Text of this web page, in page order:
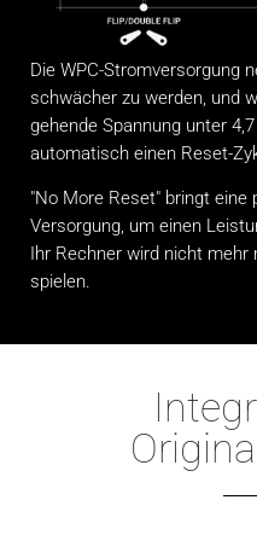
Die WPC-Stromversorgung
schwächer zu werden, und
gehende Spannung unter
automatisch einen Reset-
"No More Reset" bringt eine
Versorgung, um einen
Ihr Rechner wird nicht mehr
spielen.